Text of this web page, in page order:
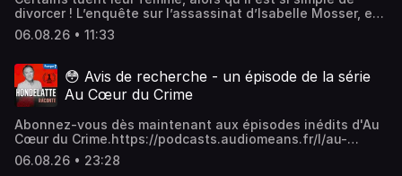
divorcer ! L’enquête sur l’assassinat d’Isabelle Mosser, en
2013 à Illfurth, près de Mulhouse…Hébergé par
Audiomeans. Visitez audiomeans.fr/politique-de-
06.08.26 • 11:33
😳 Avis de recherche - un épisode de la série
Au Cœur du Crime
Abonnez-vous dès maintenant aux épisodes inédits d'Au
Cœur du Crime.https://podcasts.audiomeans.fr/l/au-
coeur-du-crime-0b81db9c?
u=IDctTxMVyH&ckey=28d3b3b361efAvis de recherche
06.08.26 • 23:28